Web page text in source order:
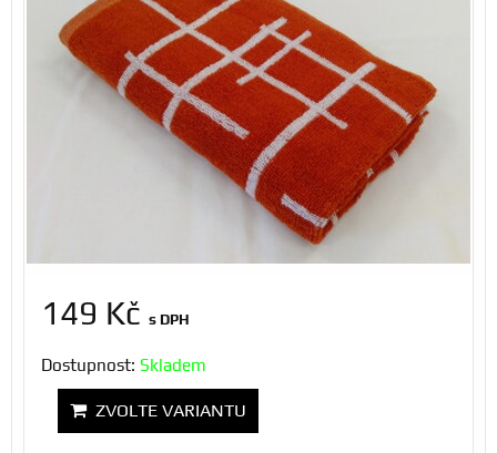
149 Kč s DPH
Dostupnost: Skladem
ZVOLTE VARIANTU